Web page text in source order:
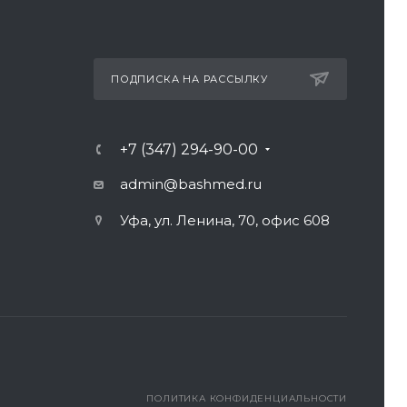
ПОДПИСКА НА РАССЫЛКУ
+7 (347) 294-90-00
admin@bashmed.ru
Уфа, ул. Ленина, 70, офис 608
ПОЛИТИКА КОНФИДЕНЦИАЛЬНОСТИ